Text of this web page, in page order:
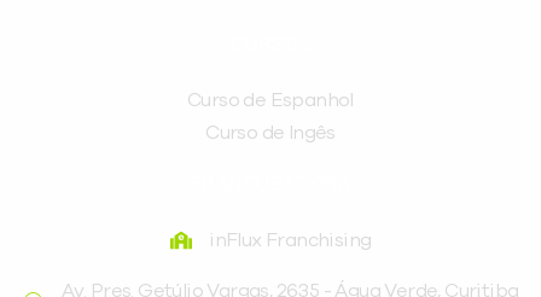
Curso de Espanhol
Curso de Ingês
inFlux Franchising
Av. Pres. Getúlio Vargas, 2635 - Água Verde, Curitiba